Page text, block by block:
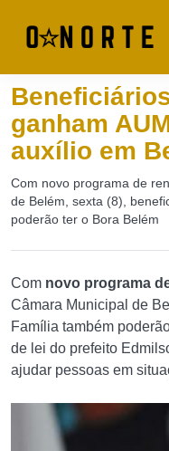
ganham
auxílio em
Com novo programa de
de Belém, sexta (8),
poderão ter o Bora Belém
Com novo programa
Câmara Municipal de
Família também
de lei do prefeito
ajudar pessoas em